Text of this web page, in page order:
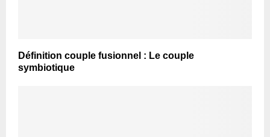
Définition couple fusionnel : Le couple
symbiotique